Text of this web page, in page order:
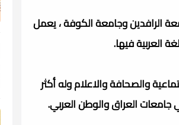
الرافدين وجامعة الكوفة ، يعمل
العربية فيها.
والصحافة والاعلام وله أكثر
العراق والوطن العربي.